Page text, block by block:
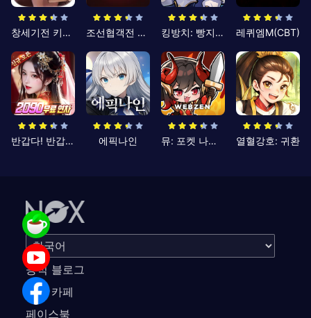
창세기전 키우기 조선협객전 클래식 킹방치: 빵지의 제왕 레퀴엠M(CBT)
반갑다! 반갑삼국지 에픽나인 뮤: 포켓 나이츠 열혈강호: 귀환
공식 블로그
공식 카페
페이스북